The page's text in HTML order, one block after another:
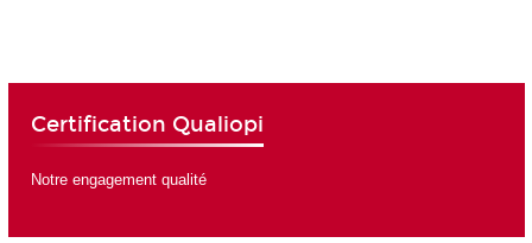
Certification Qualiopi
Notre engagement qualité